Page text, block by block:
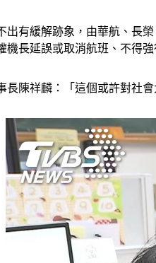
出有緩解跡象，由華航、長
機長延誤或取消航班、不得
長陳祥麟：「這個或許對社